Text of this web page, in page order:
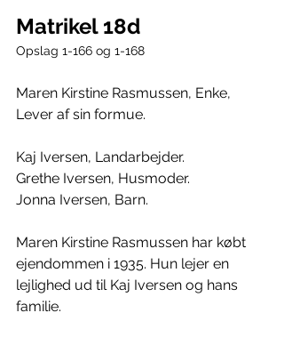
Matrikel 18d
Opslag 1-166 og 1-168
Maren Kirstine Rasmussen, Enke,
Lever af sin formue.
Kaj Iversen, Landarbejder.
Grethe Iversen, Husmoder.
Jonna Iversen, Barn.
Maren Kirstine Rasmussen har købt
ejendommen i 1935. Hun lejer en
lejlighed ud til Kaj Iversen og hans
familie.